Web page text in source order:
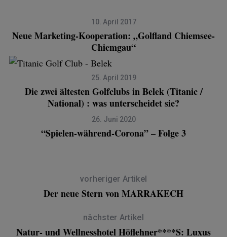
10. April 2017
Neue Marketing-Kooperation: „Golfland Chiemsee-
Chiemgau“
25. April 2019
Die zwei ältesten Golfclubs in Belek (Titanic /
National) : was unterscheidet sie?
26. Juni 2020
“Spielen-während-Corona” – Folge 3
vorheriger Artikel
Der neue Stern von MARRAKECH
nächster Artikel
Natur- und Wellnesshotel Höflehner****S: Luxus